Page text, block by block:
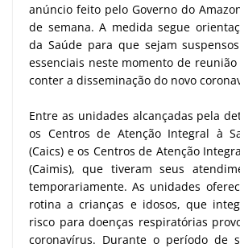
anúncio feito pelo Governo do
de semana. A medida segue
da Saúde para que sejam
essenciais neste momento de
conter a disseminação do novo
Entre as unidades alcançadas pela
os Centros de Atenção Integral à
(Caics) e os Centros de Atenção
(Caimis), que tiveram seus
temporariamente. As unidades
rotina a crianças e idosos, que
risco para doenças respiratórias
coronavírus. Durante o período de